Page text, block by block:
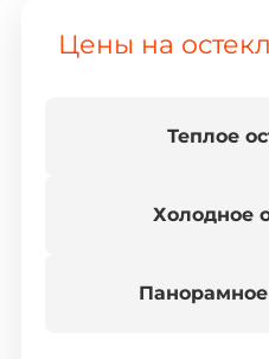
Цены на
Теплое
Холодное